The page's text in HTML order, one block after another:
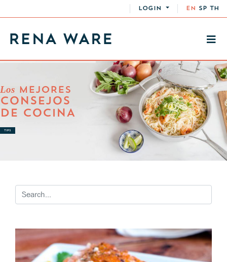
LOGIN EN SP TH
Los MEJORES
CONSEJOS
DE COCINA
TIPS